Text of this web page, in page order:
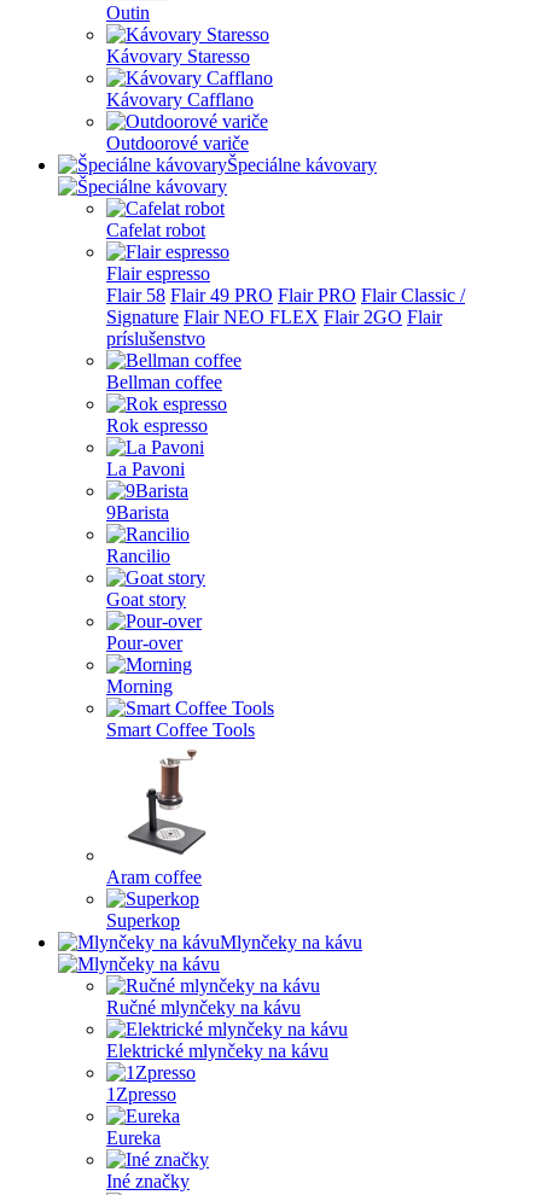
Outin
Kávovary Staresso
Kávovary Cafflano
Outdoorové variče
Špeciálne kávovary
Cafelat robot
Flair espresso
Flair 58 Flair 49 PRO Flair PRO Flair Classic /
Signature Flair NEO FLEX Flair 2GO Flair
príslušenstvo
Bellman coffee
Rok espresso
La Pavoni
9Barista
Rancilio
Goat story
Pour-over
Morning
Smart Coffee Tools
Aram coffee
Superkop
Mlynčeky na kávu
Ručné mlynčeky na kávu
Elektrické mlynčeky na kávu
1Zpresso
Eureka
Iné značky